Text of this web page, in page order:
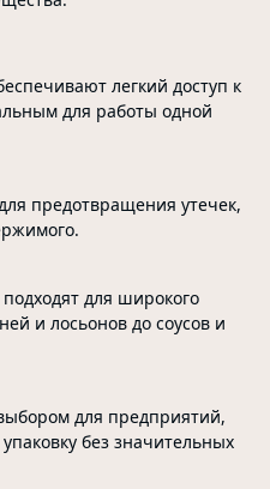
легкий доступ к
для работы одной
предотвращения утечек,
для широкого
и лосьонов до соусов и
для предприятий,
без значительных